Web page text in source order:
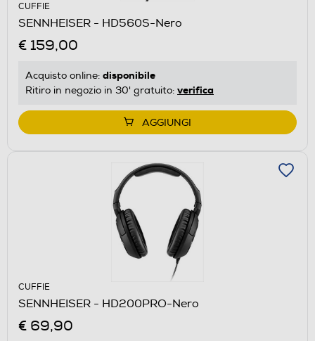
CUFFIE
SENNHEISER - HD560S-Nero
€ 159,00
Acquisto online: disponibile
Ritiro in negozio in 30' gratuito: verifica
AGGIUNGI
CUFFIE
SENNHEISER - HD200PRO-Nero
€ 69,90